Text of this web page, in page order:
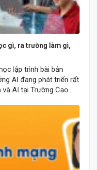
gì, ra trường làm gì,
lập trình bài bản
AI đang phát triển rất
và AI tại Trường Cao
thực hành, vừa…